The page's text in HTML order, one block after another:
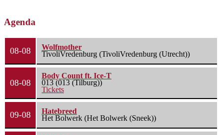
Agenda
08-08
Wolfmother
TivoliVredenburg (TivoliVredenburg (Utrecht))
08-08
Body Count ft. Ice-T
013 (013 (Tilburg))
Tickets
09-08
Hatebreed
Het Bolwerk (Het Bolwerk (Sneek))